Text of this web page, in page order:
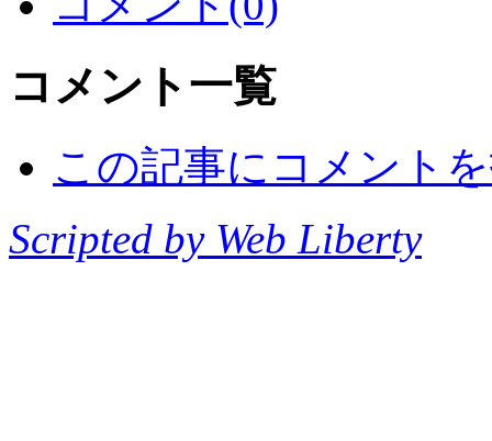
コメント一覧
この記事にコメント
Scripted by Web Liberty